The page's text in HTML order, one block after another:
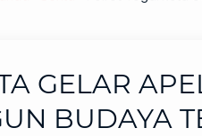
GELAR
BUDAYA